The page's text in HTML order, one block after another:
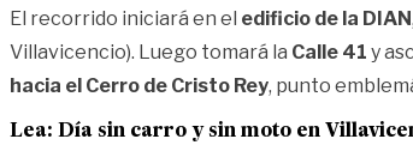
El recorrido iniciará en el edificio de la DIAN,
Villavicencio). Luego tomará la Calle 41 y
hacia el Cerro de Cristo Rey, punto
Lea: Día sin carro y sin moto en